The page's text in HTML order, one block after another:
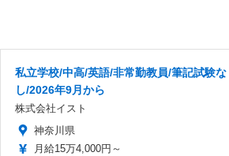
私立学校/中高/英語/非常勤教員/筆記試験な
し/2026年9月から
株式会社イスト
神奈川県
月給15万4,000円～